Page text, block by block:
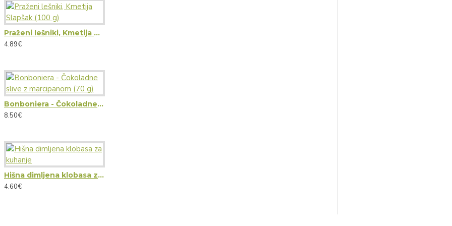
Praženi lešniki, Kmetija Slapšak (100 g)
4.89€
Bonboniera - Čokoladne slive z marcipanom (70 g)
8.50€
Hišna dimljena klobasa za kuhanje
4.60€